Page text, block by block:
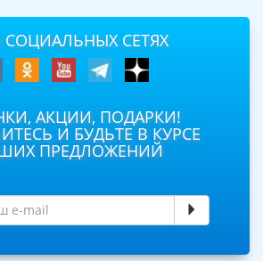
СЕТЯХ
АКЦИИ, ПОДАРКИ!
И БУДЬТЕ В КУРСЕ
ПРЕДЛОЖЕНИЙ